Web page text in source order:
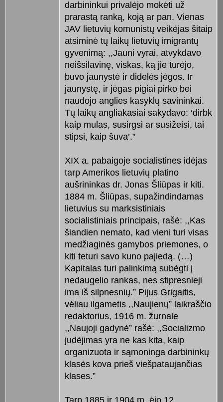
darbininkui privalėjo mokėti už
prarastą ranką, koją ar pan. Vienas
JAV lietuvių komunistų veikėjas šitaip
atsiminė tų laikų lietuvių imigrantų
gyvenimą: ,,Jauni vyrai, atvykdavo
neišsilavinę, viskas, ką jie turėjo,
buvo jaunystė ir didelės jėgos. Ir
jaunystę, ir jėgas pigiai pirko bei
naudojo anglies kasyklų savininkai.
Tų laikų angliakasiai sakydavo: ‘dirbk
kaip mulas, susirgsi ar susižeisi, tai
stipsi, kaip šuva’.”
XIX a. pabaigoje socialistines idėjas
tarp Amerikos lietuvių platino
aušrininkas dr. Jonas Šliūpas ir kiti.
1884 m. Šliūpas, supažindindamas
lietuvius su marksistiniais
socialistiniais principais, rašė: ,,Kas
šiandien nemato, kad vieni turi visas
medžiaginės gamybos priemones, o
kiti teturi savo kuno pajiedą. (…)
Kapitalas turi palinkimą subėgti į
nedaugelio rankas, nes stipresnieji
ima iš silpnesnių.” Pijus Grigaitis,
vėliau ilgametis ,,Naujienų” laikraščio
redaktorius, 1916 m. žurnale
,,Naujoji gadynė” rašė: ,,Socializmo
judėjimas yra ne kas kita, kaip
organizuota ir sąmoninga darbininkų
klasės kova prieš viešpataujančias
klases.”